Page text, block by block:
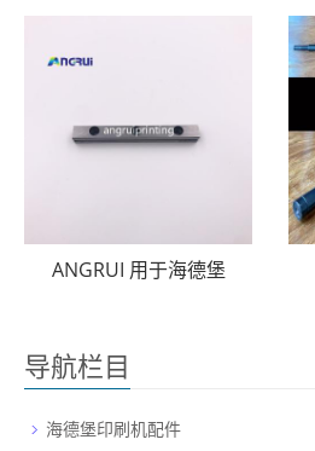
ANGRUI 用于海德堡
导航栏目
海德堡印刷机配件